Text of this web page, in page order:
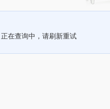
正在查询中，请刷新重试